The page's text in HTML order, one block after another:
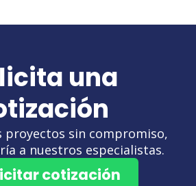
una
proyectos sin compromiso,
a nuestros especialistas.
cotización